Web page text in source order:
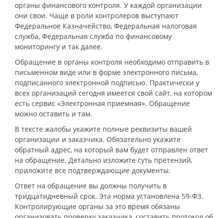
органы финансового контроля. У каждой организации
они свои. Чаще в роли контролеров выступают
Федеральное Казначейство, Федеральная налоговая
служба, Федеральная служба по финансовому
мониторингу и так далее.
Обращение в органы контроля необходимо отправить в
письменном виде или в форме электронного письма,
подписанного электронной подписью. Практически у
всех организаций сегодня имеется свой сайт, на котором
есть сервис «Электронная приемная». Обращение
можно оставить и там.
В тексте жалобы укажите полные реквизиты вашей
организации и заказчика. Обязательно укажите
обратный адрес, на который вам будет отправлен ответ
на обращение. Детально изложите суть претензий,
приложите все подтверждающие документы.
Ответ на обращение вы должны получить в
тридцатидневный срок. Эта норма установлена 59-ФЗ.
Контролирующие органы за это время обязаны